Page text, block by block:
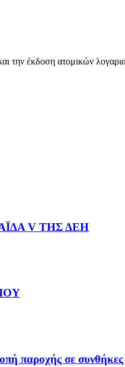
την έκδοση ατομικών
V ΤΗΣ ΔΕΗ
παροχής σε συνθήκες